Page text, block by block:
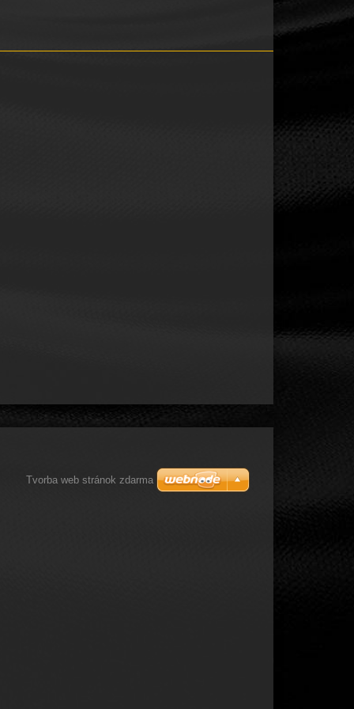
Tvorba web stránok zdarma